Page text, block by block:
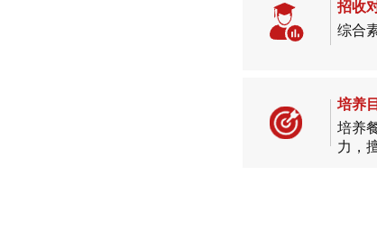
招收
综合
培养
培养
力，